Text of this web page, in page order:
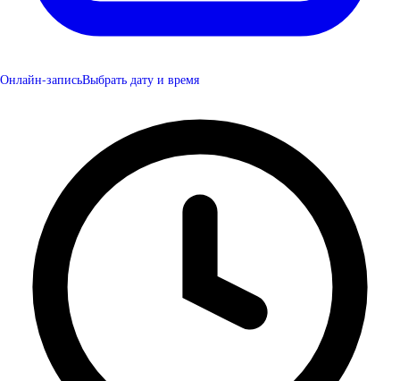
Онлайн-записьВыбрать дату и время